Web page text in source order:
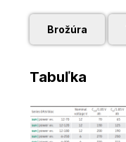
Brožúra
Tabuľka